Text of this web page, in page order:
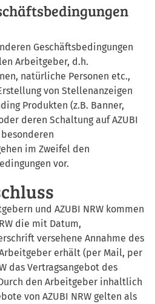
Geschäftsbedingungen
Arbeitgeber, d.h.
natürliche Personen etc.,
von Stellenanzeigen
Produkten (z.B. Banner,
deren Schaltung auf AZUBI
im Zweifel den
vor.
und AZUBI NRW kommen
die mit Datum,
versehene Annahme des
erhält (per Mail, per
das Vertragsangebot des
den Arbeitgeber inhaltlich
von AZUBI NRW gelten als